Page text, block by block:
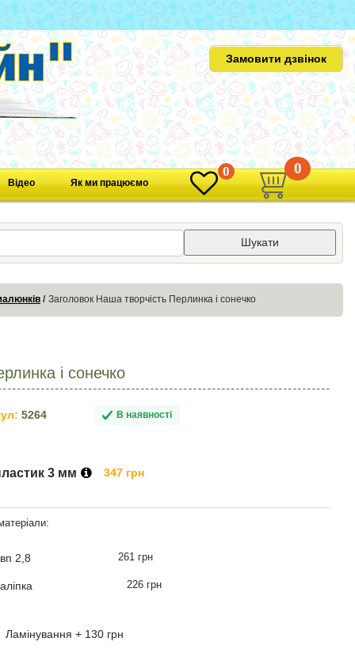
Замовити дзвінок
Відео Як ми працюємо
0 0
Шукати
Заголовок Наша творчість Перлинка і сонечко
і сонечко
5264 В наявності
3 мм 347 грн
2,8 261 грн
226 грн
Ламінування + 130 грн